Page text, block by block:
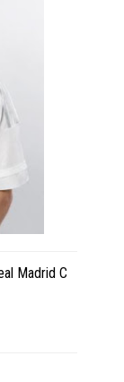
Madrid C